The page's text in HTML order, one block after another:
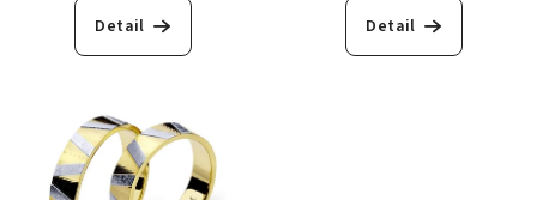
Detail Detail